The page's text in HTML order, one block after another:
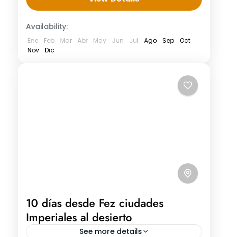
dirección Fez,...
Availability:
Ene Feb Mar Abr May Jun Jul Ago Sep
Oct
Nov
Dic
10 días desde Fez ciudades
Imperiales al desierto
See more details